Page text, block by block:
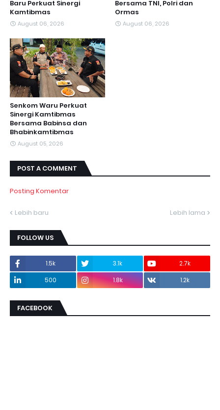
Baru Perkuat Sinergi
Kamtibmas
August 06, 2026
Bersama TNI, Polri dan
Ormas
August 06, 2026
Senkom Waru Perkuat
Sinergi Kamtibmas
Bersama Babinsa dan
Bhabinkamtibmas
August 05, 2026
POST A COMMENT
Posting Komentar
Lebih baru Lebih lama
FOLLOW US
1.5k 3.1k
2.7k
500
1.8k 1.2k
FACEBOOK